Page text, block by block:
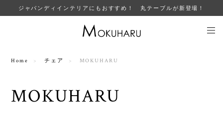
ジャパンディインテリアにもおすすめ！ 丸テーブルが新登場！
Home チェア MOKUHARU
MOKUHARU